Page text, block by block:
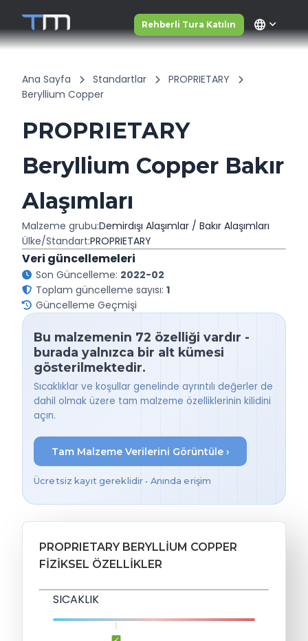
Rehberli Tura Katılın language
Ana Sayfa Standartlar
PROPRIETARY
Beryllium Copper
PROPRIETARY
Beryllium Copper Bakır
Alaşımları
Malzeme grubu:Demirdışı Alaşımlar / Bakır Alaşımları
Ülke/Standart:PROPRIETARY
Veri güncellemeleri
Son Güncelleme: 2022-02
Toplam güncelleme sayısı: 1
Güncelleme Geçmişi
Bu malzemenin 72 özelliği vardır -
burada yalnızca bir alt kümesi
gösterilmektedir.
Sıcaklıklar ve koşullar genelinde ayrıntılı değerler de
dahil olmak üzere tam malzeme özelliklerinin kilidini
açın.
Tam Malzeme Verilerini Görüntüle ›
Ücretsiz kayıt gereklidir • Anında erişim
PROPRIETARY BERYLLIUM COPPER
FIZIKSEL ÖZELLIKLER
SICAKLIK